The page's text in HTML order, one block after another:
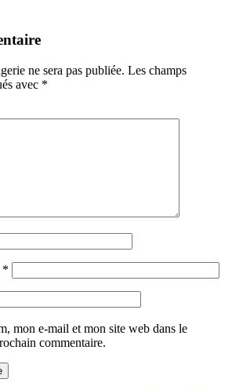
ne sera pas publiée. Les champs
avec *
*
mon e-mail et mon site web dans le
commentaire.